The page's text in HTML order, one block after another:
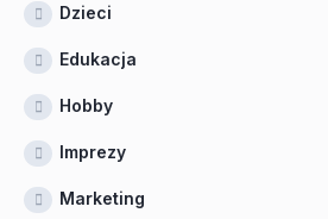
Dzieci
Edukacja
Hobby
Imprezy
Marketing